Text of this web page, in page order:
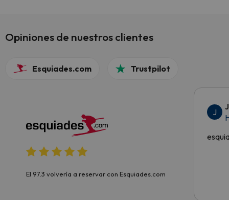
Opiniones de nuestros clientes
Esquiades.com Trustpilot
El 97.3 volvería a reservar con Esquiades.com
J